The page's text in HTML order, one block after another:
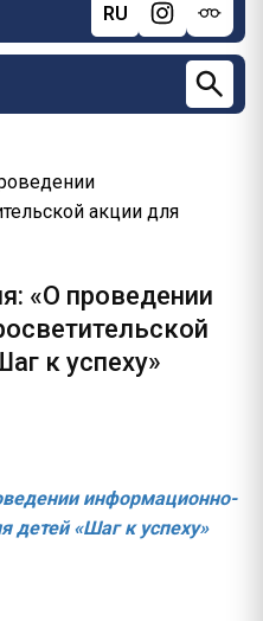
RU
акции для
«О проведении
к успеху»
информационно-
детей «Шаг к успеху»